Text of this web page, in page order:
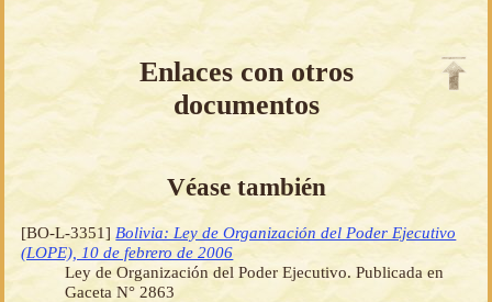
Enlaces con otros
documentos
Véase también
[BO-L-3351] Bolivia: Ley de Organización del Poder Ejecutivo
(LOPE), 10 de febrero de 2006
Ley de Organización del Poder Ejecutivo. Publicada en
Gaceta N° 2863